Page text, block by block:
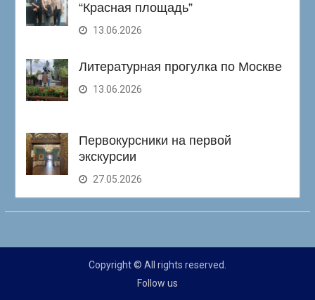
“Красная площадь”
13.06.2026
Литературная прогулка по Москве
13.06.2026
Первокурсники на первой
экскурсии
27.05.2026
Copyright © All rights reserved.
Follow us